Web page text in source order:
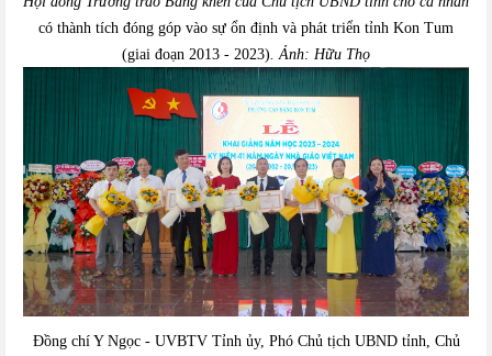
có thành tích đóng góp vào sự ổn định và phát triển tỉnh Kon Tum
(giai đoạn 2013 - 2023). Ảnh: Hữu Thọ
Đồng chí Y Ngọc - UVBTV Tỉnh ủy, Phó Chủ tịch UBND tỉnh, Chủ